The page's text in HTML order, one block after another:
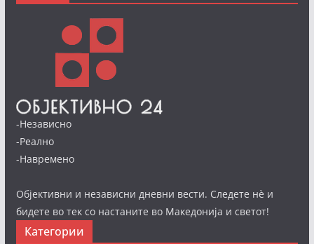
-Независно
-Реално
-Навремено
Објективни и независни дневни вести. Следете нè и
бидете во тек со настаните во Македонија и светот!
Категории